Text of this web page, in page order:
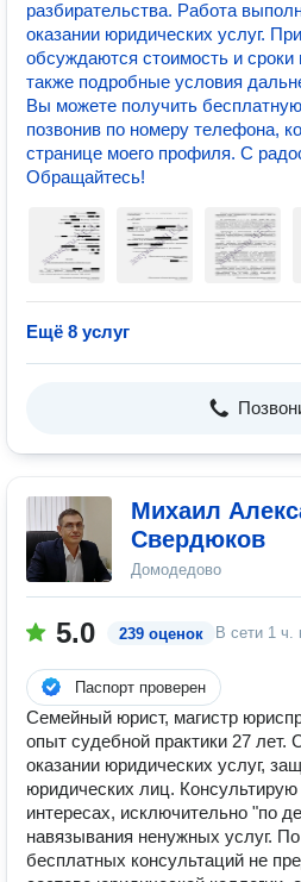
разбирательства. Работа
оказании юридических услуг.
обсуждаются стоимость и сроки
также подробные условия
Вы можете получить
позвонив по номеру телефона,
странице моего профиля. С
Обращайтесь!
Ещё 8 услуг
Михаил
Свердюков
Домодедово
5.0 239 оценок В сети 1 ч.
Паспорт проверен
Семейный юрист, магистр
опыт судебной практики 27 лет.
оказании юридических услуг,
юридических лиц.
интересах, исключительно "по
навязывания ненужных услуг.
бесплатных консультаций не